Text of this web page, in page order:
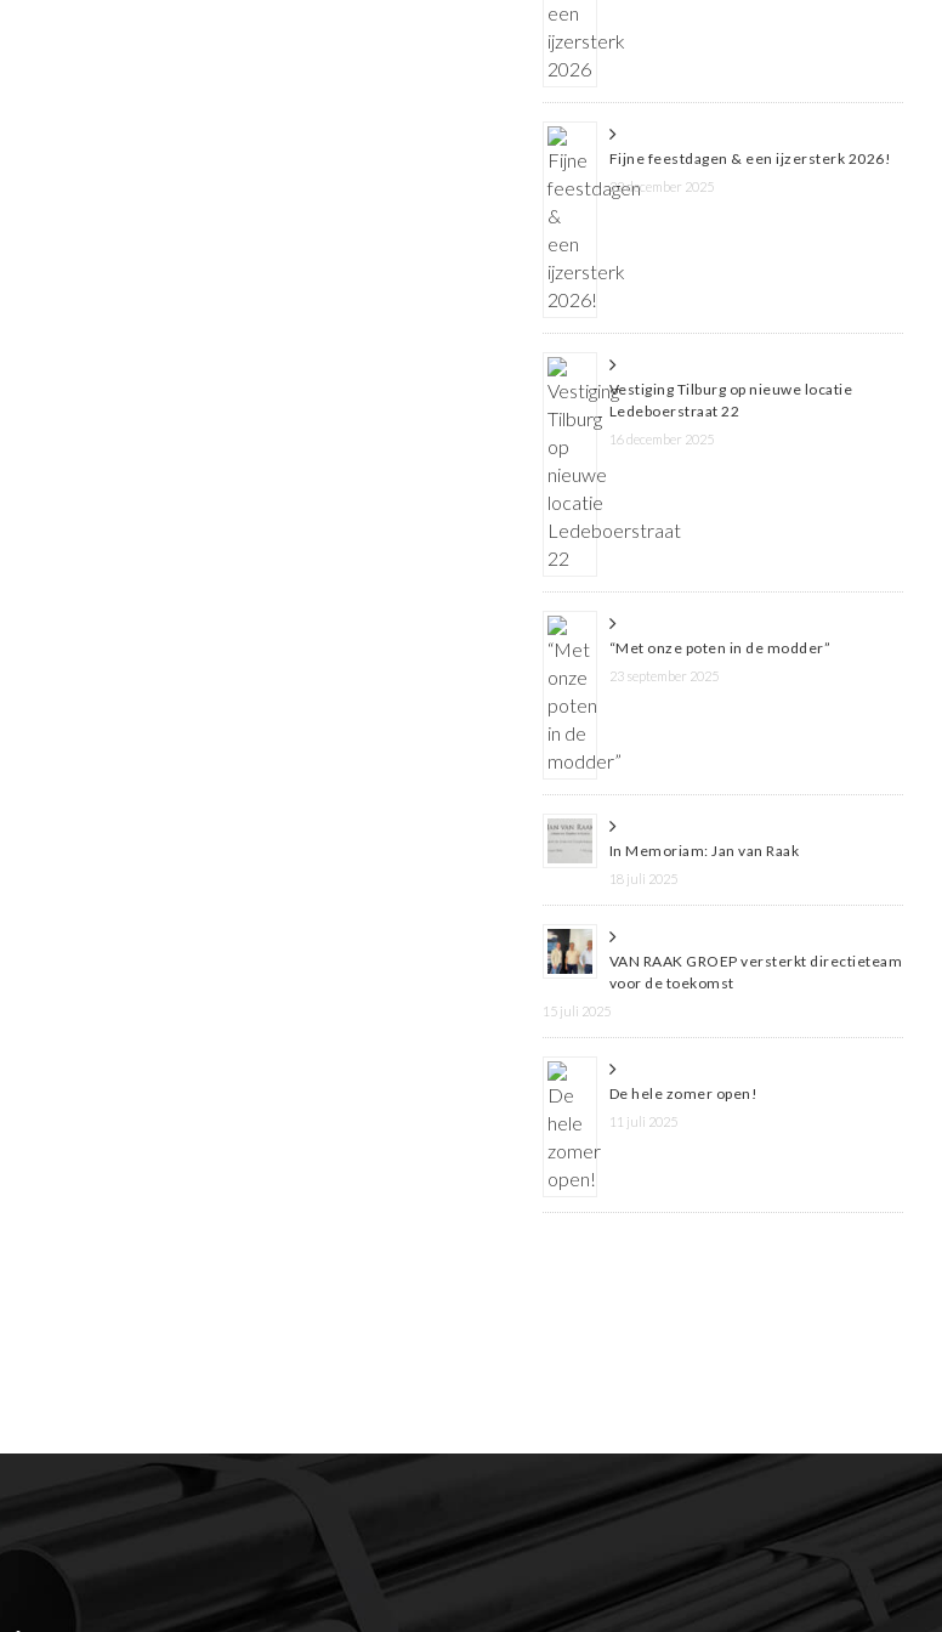
Fijne feestdagen & een ijzersterk 2026!
22 december 2025
Vestiging Tilburg op nieuwe locatie
Ledeboerstraat 22
16 december 2025
“Met onze poten in de modder”
23 september 2025
In Memoriam: Jan van Raak
18 juli 2025
VAN RAAK GROEP versterkt directieteam
voor de toekomst
15 juli 2025
De hele zomer open!
11 juli 2025